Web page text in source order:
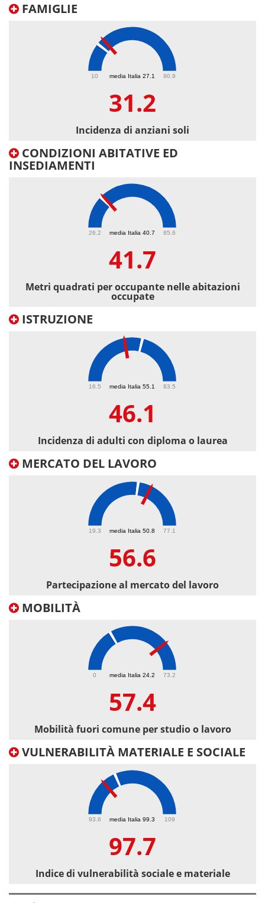
FAMIGLIE
media Italia 27.1
10 90.9
31.2
Incidenza di anziani soli
CONDIZIONI ABITATIVE ED
INSEDIAMENTI
media Italia 40.7
26.2 85.6
41.7
Metri quadrati per occupante nelle abitazioni
occupate
ISTRUZIONE
media Italia 55.1
16.5 83.5
46.1
Incidenza di adulti con diploma o laurea
MERCATO DEL LAVORO
media Italia 50.8
19.3 77.1
56.6
Partecipazione al mercato del lavoro
MOBILITÀ
media Italia 24.2
0 73.2
57.4
Mobilità fuori comune per studio o lavoro
VULNERABILITÀ MATERIALE E SOCIALE
media Italia 99.3
93.6 109
97.7
Indice di vulnerabilità sociale e materiale